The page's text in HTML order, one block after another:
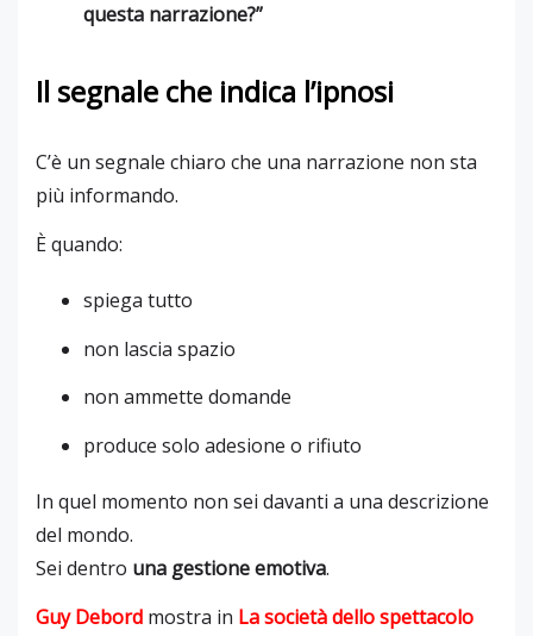
questa narrazione?”
Il segnale che indica l’ipnosi
C’è un segnale chiaro che una narrazione non sta
più informando.
È quando:
spiega tutto
non lascia spazio
non ammette domande
produce solo adesione o rifiuto
In quel momento non sei davanti a una descrizione
del mondo.
Sei dentro una gestione emotiva.
Guy Debord mostra in La società dello spettacolo